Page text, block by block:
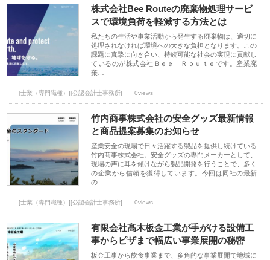
株式会社Bee Routeの廃棄物処理サービ
スで環境負荷を軽減する方法とは
私たちの生活や事業活動から発生する廃棄物は、適切に
処理されなければ環境への大きな負担となります。この
課題に真摯に向き合い、持続可能な社会の実現に貢献し
ているのが株式会社Ｂｅｅ Ｒｏｕｔｅです。産業廃
棄…
[士業（専門職種）][公認会計士事務所] 0views
竹内商事株式会社の安全グッズ最新情報
と商品提案募集のお知らせ
産業安全の現場で日々活躍する製品を提供し続けている
竹内商事株式会社。安全グッズの専門メーカーとして、
現場の声に耳を傾けながら製品開発を行うことで、多く
の企業から信頼を獲得しています。今回は同社の最新
の…
[士業（専門職種）][公認会計士事務所] 0views
有限会社髙木板金工業が手がける設備工
事からピザまで幅広い事業展開の秘密
板金工事から飲食事業まで、多角的な事業展開で地域に